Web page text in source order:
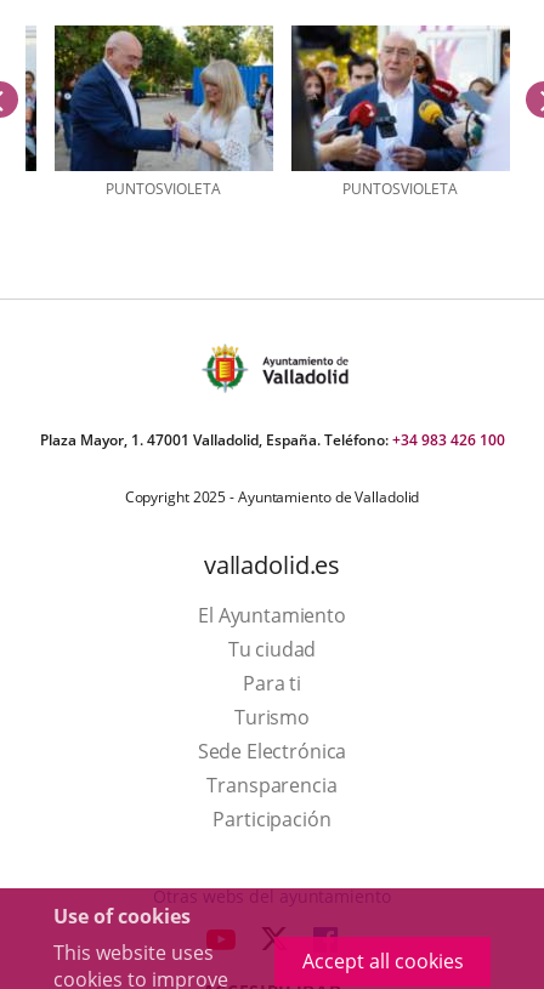
Use of cookies
This website uses
cookies to improve
Accept all cookies
PUNTOSVIOLETA PUNTOSVIOLETA
previus
Plaza Mayor, 1. 47001 Valladolid, España. Teléfono:+34 983 426 100
Copyright 2025 - Ayuntamiento de Valladolid
valladolid.es
El Ayuntamiento
Tu ciudad
Para ti
TurismoThis
link
will
open
a
pop-
up
Sede Electrónica
Transparencia
Participación
Otras webs del ayuntamiento
LINK LINK
TO
LINK
TO